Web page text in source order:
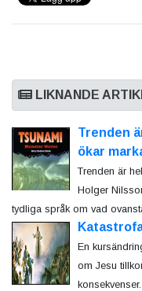
LIKNANDE
Trenden
ökar
Trenden är
Holger
tydliga språk om vad
En
om Jesu